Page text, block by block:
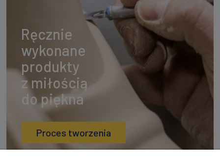
Ręcznie
wykonane
produkty
z miłością
do piękna
Proces tworzenia